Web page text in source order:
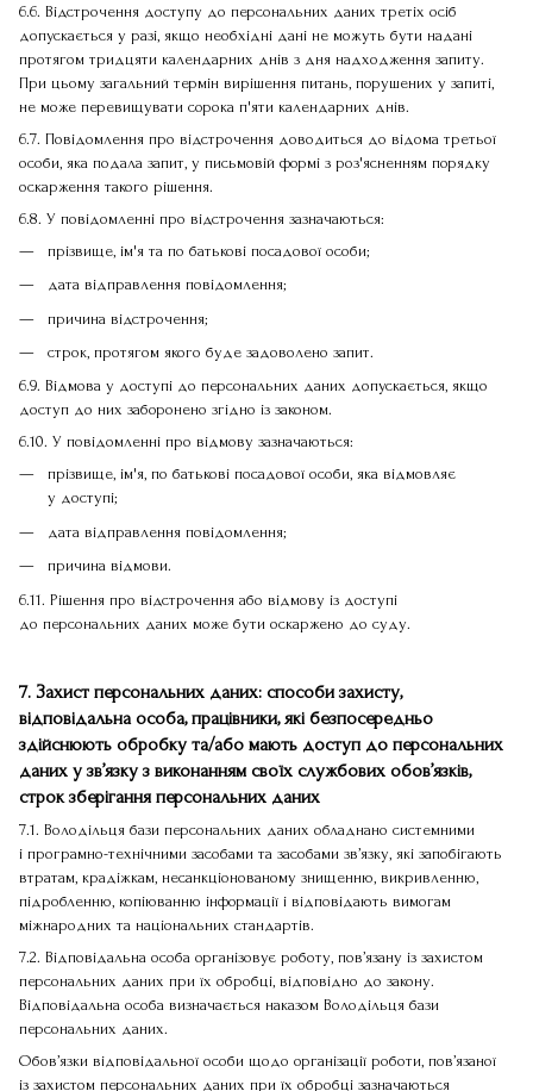
6.6. Відстрочення доступу до персональних даних третіх осіб
допускається у разі, якщо необхідні дані не можуть бути надані
протягом тридцяти календарних днів з дня надходження запиту.
При цьому загальний термін вирішення питань, порушених у запиті,
не може перевищувати сорока п'яти календарних днів.
6.7. Повідомлення про відстрочення доводиться до відома третьої
особи, яка подала запит, у письмовій формі з роз'ясненням порядку
оскарження такого рішення.
6.8. У повідомленні про відстрочення зазначаються:
прізвище, ім'я та по батькові посадової особи;
дата відправлення повідомлення;
причина відстрочення;
строк, протягом якого буде задоволено запит.
6.9. Відмова у доступі до персональних даних допускається, якщо
доступ до них заборонено згідно із законом.
6.10. У повідомленні про відмову зазначаються:
прізвище, ім'я, по батькові посадової особи, яка відмовляє
у доступі;
дата відправлення повідомлення;
причина відмови.
6.11. Рішення про відстрочення або відмову із доступі
до персональних даних може бути оскаржено до суду.
7. Захист персональних даних: способи захисту,
відповідальна особа, працівники, які безпосередньо
здійснюють обробку та/або мають доступ до персональних
даних у зв’язку з виконанням своїх службових обов’язків,
строк зберігання персональних даних
7.1. Володільця бази персональних даних обладнано системними
і програмно-технічними засобами та засобами зв’язку, які запобігають
втратам, крадіжкам, несанкціонованому знищенню, викривленню,
підробленню, копіюванню інформації і відповідають вимогам
міжнародних та національних стандартів.
7.2. Відповідальна особа організовує роботу, пов’язану із захистом
персональних даних при їх обробці, відповідно до закону.
Відповідальна особа визначається наказом Володільця бази
персональних даних.
Обов’язки відповідальної особи щодо організації роботи, пов’язаної
із захистом персональних даних при їх обробці зазначаються